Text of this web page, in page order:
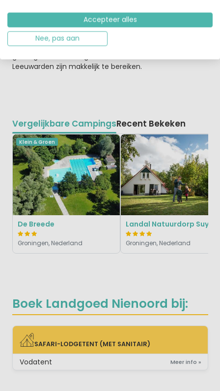
Boek Landgoed Nienoord bij:
SAFARI-LODGETENT (MET SANITAIR)
SAFARI-LODGETENT (MET SANITAIR)
Vodatent Meer info »
Landgoedcamping Nienoord vormt de ideale uitvalsbasis
om de omgeving van Leek en het noorden van
Nederland, o.a. de provincies Groningen en Friesland te
verkennen. In slechts 15 minuten rijden ben je in de
Leeuwarden zijn makkelijk te bereiken.
Vergelijkbare CampingsRecent Bekeken
Klein & Groen
De Breede
Groningen, Nederland Groningen, Nederland
Accepteer alles
Nee, pas aan